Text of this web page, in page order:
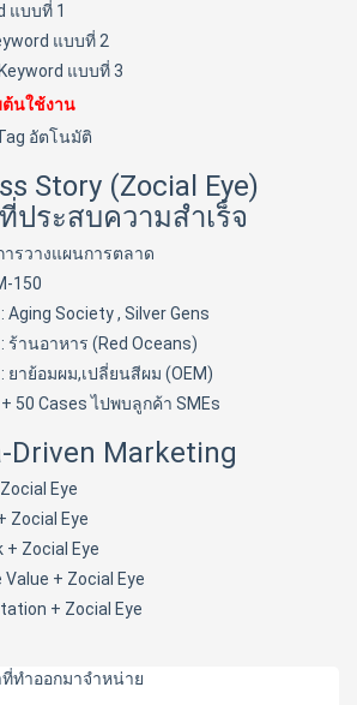
แบบที่ 1
แบบที่ 2
แบบที่ 3
ต้นใช้งาน
อัตโนมัติ
Story (Zocial Eye)
ประสบความสำเร็จ
การวางแผนการตลาด
150
Society , Silver Gens
ร้านอาหาร (Red Oceans)
ยาย้อมผม,เปลี่ยนสีผม (OEM)
50 Cases ไปพบลูกค้า SMEs
Driven Marketing
Eye
Zocial Eye
+ Zocial Eye
+ Zocial Eye
+ Zocial Eye